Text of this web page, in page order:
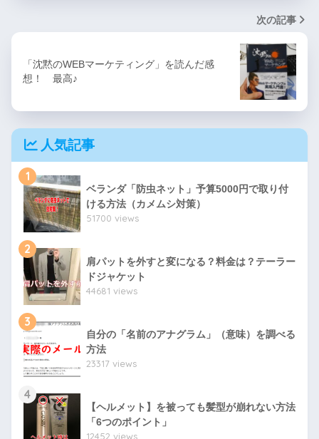
次の記事
「沈黙のWEBマーケティング」を読んだ感
想！ 最高♪
人気記事
1
ベランダ「防虫ネット」予算5000円で取り付
ける方法（カメムシ対策）
51700 views
2
肩パットを外すと変になる？料金は？テーラー
ドジャケット
44681 views
3
自分の「名前のアナグラム」（意味）を調べる
方法
23317 views
4
【ヘルメット】を被っても髪型が崩れない方法
「6つのポイント」
12452 views